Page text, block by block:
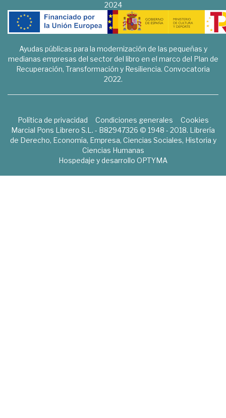
2024
Ayudas públicas para la modernización de las pequeñas y
medianas empresas del sector del libro en el marco del Plan de
Recuperación, Transformación y Resiliencia. Convocatoria
2022.
Política de privacidad Condiciones generales
Cookies
Marcial Pons Librero S.L. - B82947326 © 1948 - 2018. Librería
de Derecho, Economía, Empresa, Ciencias Sociales, Historia y
Ciencias Humanas
Hospedaje y desarrollo OPTYMA